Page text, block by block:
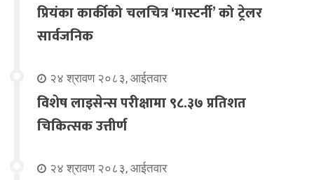
प्रियंका कार्कीको चलचित्र ‘मास्टर्नी’ को ट्रेलर
सार्वजनिक
२४ श्रावण २०८३, आईतवार
विशेष लाइसेन्स परीक्षामा ९८.३७ प्रतिशत
चिकित्सक उत्तीर्ण
२४ श्रावण २०८३, आईतवार